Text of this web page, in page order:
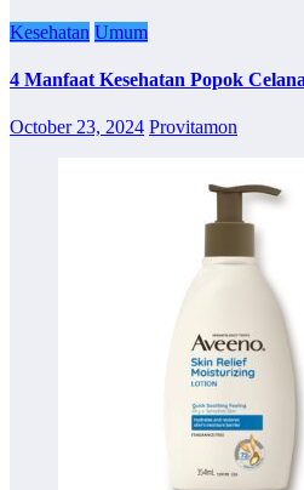
Kesehatan Umum
4 Manfaat Kesehatan Popok
October 23, 2024 Provitamon